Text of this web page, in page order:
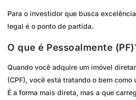
Para o investidor que busca
legal é o ponto de partida.
O que é Pessoalmente
Quando você adquire um imóvel
(CPF), você está tratando o bem como
É a forma mais direta, mas a que